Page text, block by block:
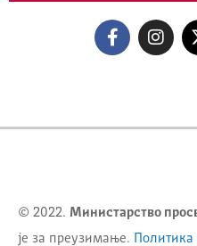
© 2022. Министарство
је за преузимање.